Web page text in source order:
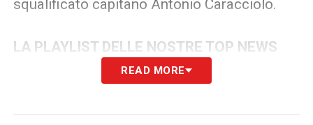
squalificato capitano Antonio Caracciolo.
LA PLAYLIST DELLE NOSTRE TOP NEWS
READ MORE